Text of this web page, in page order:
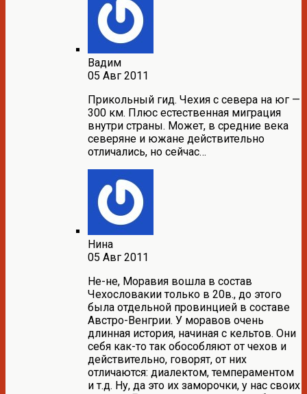
Вадим
05 Авг 2011
Прикольный гид. Чехия с севера на юг —
300 км. Плюс естественная миграция
внутри страны. Может, в средние века
северяне и южане действительно
отличались, но сейчас…
Нина
05 Авг 2011
Не-не, Моравия вошла в состав
Чехословакии только в 20в., до этого
была отдельной провинцией в составе
Австро-Венгрии. У моравов очень
длинная история, начиная с кельтов. Они
себя как-то так обособляют от чехов и
действительно, говорят, от них
отличаются: диалектом, темпераментом
и т.д. Ну, да это их заморочки, у нас своих